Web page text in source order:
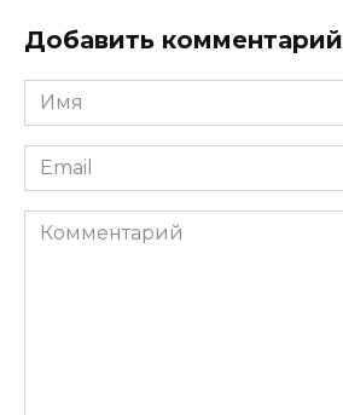
Добавить комментарий
Имя
*
Email
*
Комментарий